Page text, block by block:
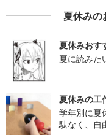
夏休みの
夏休みおす
夏に読みた
夏休みの工
学年別に夏
駄なく、自